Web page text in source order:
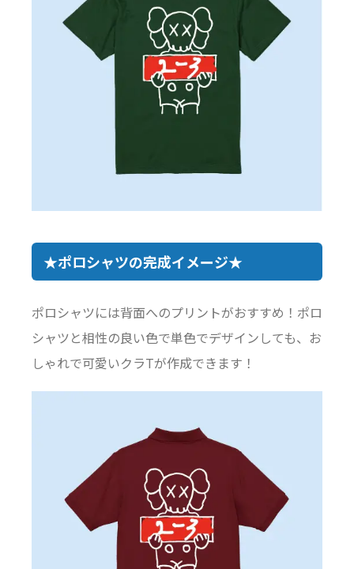
★ポロシャツの完成イメージ★
ポロシャツには背面へのプリントがおすすめ！ポロ
シャツと相性の良い色で単色でデザインしても、お
しゃれで可愛いクラTが作成できます！